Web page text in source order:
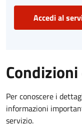
Accedi al
Per conoscere i
informazioni
servizio.